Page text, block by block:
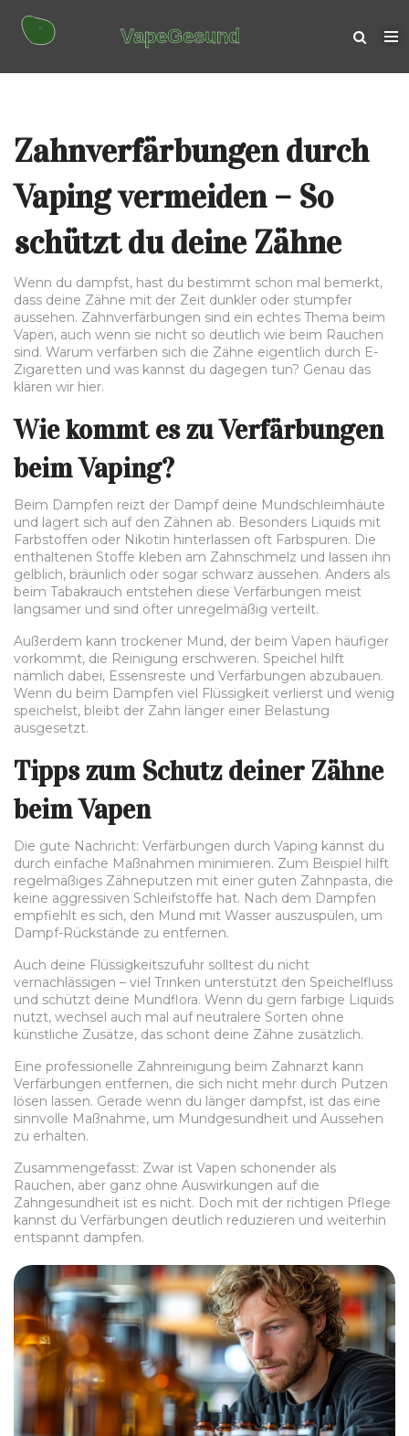
Zahnverfärbungen durch
Vaping vermeiden – So
schützt du deine Zähne
Wenn du dampfst, hast du bestimmt schon mal bemerkt,
dass deine Zähne mit der Zeit dunkler oder stumpfer
aussehen. Zahnverfärbungen sind ein echtes Thema beim
Vapen, auch wenn sie nicht so deutlich wie beim Rauchen
sind. Warum verfärben sich die Zähne eigentlich durch E-
Zigaretten und was kannst du dagegen tun? Genau das
klären wir hier.
Wie kommt es zu Verfärbungen
beim Vaping?
Beim Dampfen reizt der Dampf deine Mundschleimhäute
und lagert sich auf den Zähnen ab. Besonders Liquids mit
Farbstoffen oder Nikotin hinterlassen oft Farbspuren. Die
enthaltenen Stoffe kleben am Zahnschmelz und lassen ihn
gelblich, bräunlich oder sogar schwarz aussehen. Anders als
beim Tabakrauch entstehen diese Verfärbungen meist
langsamer und sind öfter unregelmäßig verteilt.
Außerdem kann trockener Mund, der beim Vapen häufiger
vorkommt, die Reinigung erschweren. Speichel hilft
nämlich dabei, Essensreste und Verfärbungen abzubauen.
Wenn du beim Dampfen viel Flüssigkeit verlierst und wenig
speichelst, bleibt der Zahn länger einer Belastung
ausgesetzt.
Tipps zum Schutz deiner Zähne
beim Vapen
Die gute Nachricht: Verfärbungen durch Vaping kannst du
durch einfache Maßnahmen minimieren. Zum Beispiel hilft
regelmäßiges Zähneputzen mit einer guten Zahnpasta, die
keine aggressiven Schleifstoffe hat. Nach dem Dampfen
empfiehlt es sich, den Mund mit Wasser auszuspülen, um
Dampf-Rückstände zu entfernen.
Auch deine Flüssigkeitszufuhr solltest du nicht
vernachlässigen – viel Trinken unterstützt den Speichelfluss
und schützt deine Mundflora. Wenn du gern farbige Liquids
nutzt, wechsel auch mal auf neutralere Sorten ohne
künstliche Zusätze, das schont deine Zähne zusätzlich.
Eine professionelle Zahnreinigung beim Zahnarzt kann
Verfärbungen entfernen, die sich nicht mehr durch Putzen
lösen lassen. Gerade wenn du länger dampfst, ist das eine
sinnvolle Maßnahme, um Mundgesundheit und Aussehen
zu erhalten.
Zusammengefasst: Zwar ist Vapen schonender als
Rauchen, aber ganz ohne Auswirkungen auf die
Zahngesundheit ist es nicht. Doch mit der richtigen Pflege
kannst du Verfärbungen deutlich reduzieren und weiterhin
entspannt dampfen.